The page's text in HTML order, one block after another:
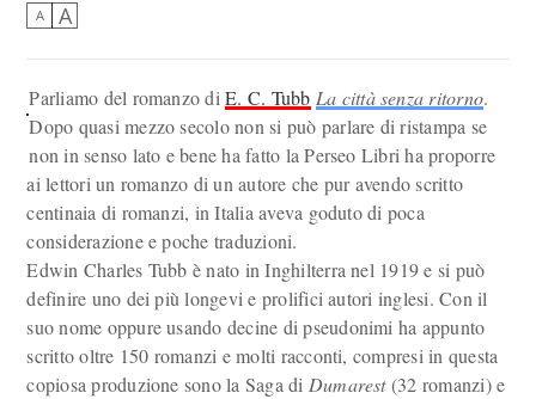
A A
Parliamo del romanzo diE. C. Tubb La città senza ritorno.
Dopo quasi mezzo secolo non si può parlare di ristampa se
non in senso lato e bene ha fatto la Perseo Libri ha proporre
ai lettori un romanzo di un autore che pur avendo scritto
centinaia di romanzi, in Italia aveva goduto di poca
considerazione e poche traduzioni.
Edwin Charles Tubb è nato in Inghilterra nel 1919 e si può
definire uno dei più longevi e prolifici autori inglesi. Con il
suo nome oppure usando decine di pseudonimi ha appunto
scritto oltre 150 romanzi e molti racconti, compresi in questa
copiosa produzione sono la Saga di Dumarest(32 romanzi) e